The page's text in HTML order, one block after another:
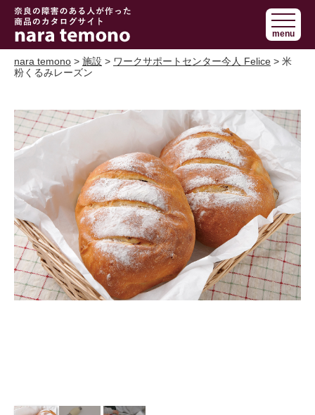
奈良で障害の
ある人の手作
り商品 nara
temono
menu
nara temono > 施設 > ワークサポートセンター今人 Felice > 米
粉くるみレーズン